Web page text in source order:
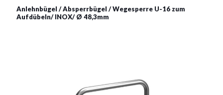
Anlehnbügel / Absperrbügel / Wegesperre U-16 zum
Aufdübeln/ INOX/ Ø 48,3mm